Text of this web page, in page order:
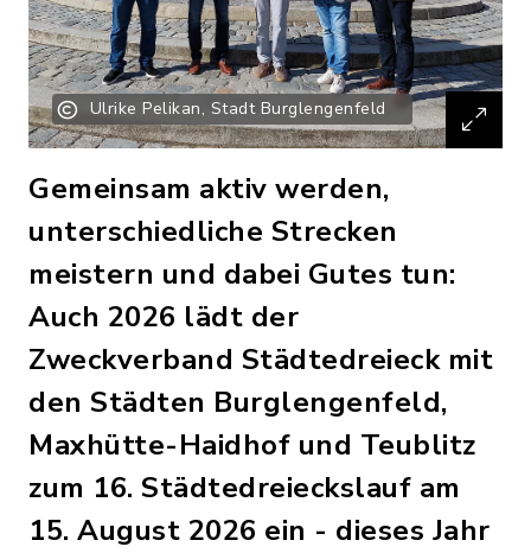
Ulrike Pelikan, Stadt Burglengenfeld
Gemeinsam aktiv werden,
unterschiedliche Strecken
meistern und dabei Gutes tun:
Auch 2026 lädt der
Zweckverband Städtedreieck mit
den Städten Burglengenfeld,
Maxhütte-Haidhof und Teublitz
zum 16. Städtedreieckslauf am
15. August 2026 ein - dieses Jahr